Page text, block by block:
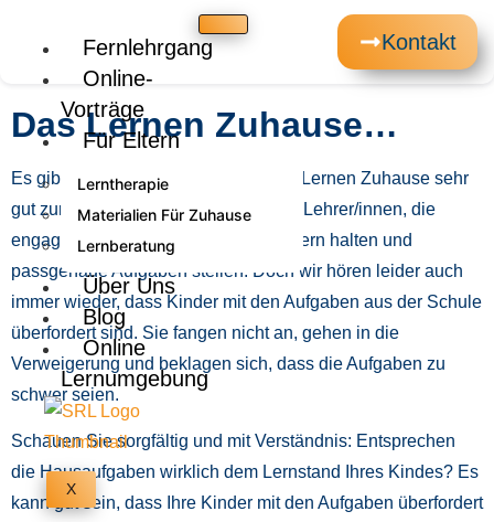
Fernlehrgang
Online-
Vorträge
Für Eltern
Lerntherapie
Materialien Für Zuhause
Lernberatung
Über Uns
Blog
Online
Lernumgebung
X
Kontakt
Das Lernen Zuhause…
Es gibt durchaus Kinder, die mit dem Lernen Zuhause sehr
gut zurechtkommen. Es gibt auch die Lehrer/innen, die
engagiert den Kontakt zu ihren Schülern halten und
passgenaue Aufgaben stellen. Doch wir hören leider auch
immer wieder, dass Kinder mit den Aufgaben aus der Schule
überfordert sind. Sie fangen nicht an, gehen in die
Verweigerung und beklagen sich, dass die Aufgaben zu
schwer seien.
Schauen Sie sorgfältig und mit Verständnis: Entsprechen
die Hausaufgaben wirklich dem Lernstand Ihres Kindes? Es
kann gut sein, dass Ihre Kinder mit den Aufgaben überfordert